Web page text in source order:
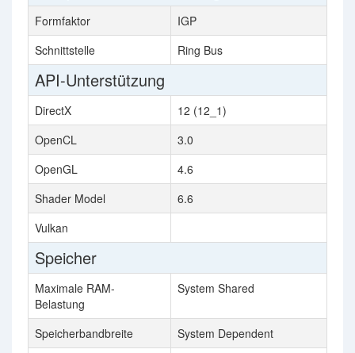
Formfaktor
IGP
Schnittstelle
Ring Bus
API-Unterstützung
DirectX
12 (12_1)
OpenCL
3.0
OpenGL
4.6
Shader Model
6.6
Vulkan
Speicher
Maximale RAM-
Belastung
System Shared
Speicherbandbreite
System Dependent